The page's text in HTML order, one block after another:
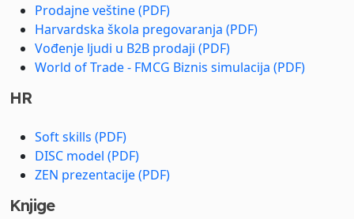
Prodajne veštine (PDF)
Harvardska škola pregovaranja (PDF)
Vođenje ljudi u B2B prodaji (PDF)
World of Trade - FMCG Biznis simulacija (PDF)
HR
Soft skills (PDF)
DISC model (PDF)
ZEN prezentacije (PDF)
Knjige